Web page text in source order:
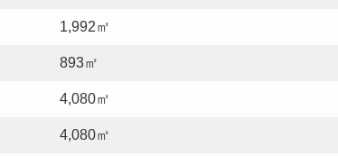
1,992㎡
893㎡
4,080㎡
4,080㎡